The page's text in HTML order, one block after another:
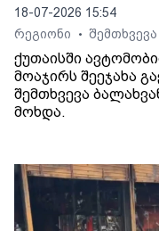
18-07-2026 15:54
რეგიონი
• შემთხვევა
ქუთაისში
მოაჯირს შეეჯახა
შემთხვევა
მოხდა.